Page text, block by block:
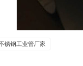
锈钢工业管厂家